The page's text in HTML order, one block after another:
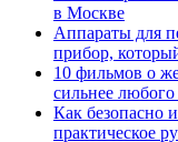
в Москве
Аппараты для
прибор,
10 фильмов о
сильнее любого
Как безопасно
практическое